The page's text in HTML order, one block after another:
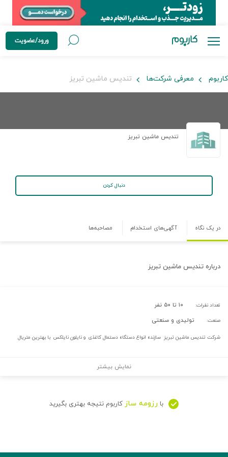
ورود/عضویت
کاربوم معرفی شرکت‌ها تندیس ماشین تبریز
تندیس ماشین تبریز
دنبال کردن
در یک نگاه آگهی‌های استخدام مصاحبه‌ها
درباره تندیس ماشین تبریز
تعداد نفرات: ۱۰ تا ۵۰ نفر
صنعت: تولیدی و صنعتی
شرکت تندیس ماشین تبریز سازنده انواع دستگاه دستمال کاغذی و نایلون نایلکس با بهترین متریال
نمایش بیشتر
با رزومه ساز کاربوم نتیجه بهتری بگیرید